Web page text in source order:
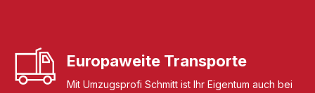
Europaweite Transporte
Mit Umzugsprofi Schmitt ist Ihr Eigentum auch bei